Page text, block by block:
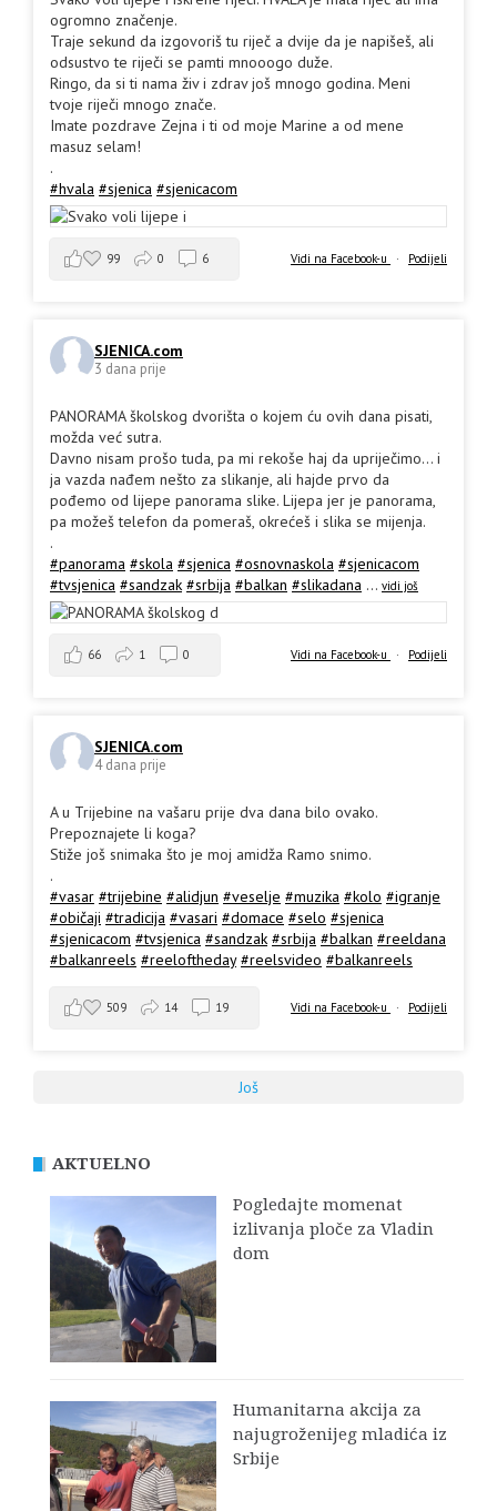
ogromno značenje.
Traje sekund da izgovoriš tu riječ a dvije da je napišeš, ali
odsustvo te riječi se pamti mnooogo duže.
Ringo, da si ti nama živ i zdrav još mnogo godina. Meni
tvoje riječi mnogo znače.
Imate pozdrave Zejna i ti od moje Marine a od mene
masuz selam!
.
#hvala #sjenica #sjenicacom
Vidi na Facebook-u · Podijeli
99 0 6
SJENICA.com
3 dana prije
PANORAMA školskog dvorišta o kojem ću ovih dana pisati,
možda već sutra.
Davno nisam prošo tuda, pa mi rekoše haj da upriječimo... i
ja vazda nađem nešto za slikanje, ali hajde prvo da
pođemo od lijepe panorama slike. Lijepa jer je panorama,
pa možeš telefon da pomeraš, okrećeš i slika se mijenja.
.
#panorama #skola #sjenica #osnovnaskola #sjenicacom
#tvsjenica #sandzak #srbija #balkan #slikadana ... vidi još
Vidi na Facebook-u · Podijeli
66 1 0
SJENICA.com
4 dana prije
A u Trijebine na vašaru prije dva dana bilo ovako.
Prepoznajete li koga?
Stiže još snimaka što je moj amidža Ramo snimo.
.
#vasar #trijebine #alidjun #veselje #muzika #kolo #igranje
#običaji #tradicija #vasari #domace #selo #sjenica
#sjenicacom #tvsjenica #sandzak #srbija #balkan #reeldana
#balkanreels #reeloftheday #reelsvideo #balkanreels
Vidi na Facebook-u · Podijeli
509 14 19
Još
AKTUELNO
Pogledajte momenat
izlivanja ploče za Vladin
dom
Humanitarna akcija za
najugroženijeg mladića iz
Srbije